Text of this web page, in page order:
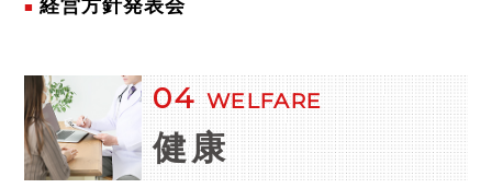
経営方針発表会
04 WELFARE
健康